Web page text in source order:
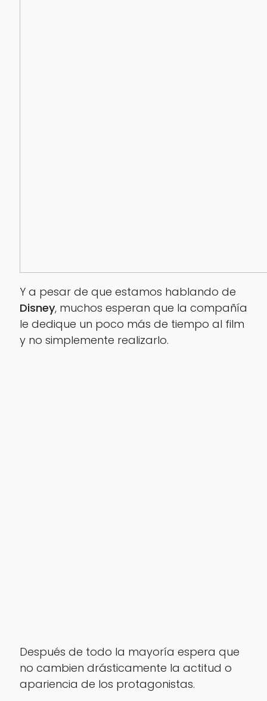
Y a pesar de que estamos hablando de
Disney, muchos esperan que la compañía
le dedique un poco más de tiempo al film
y no simplemente realizarlo.
Después de todo la mayoría espera que
no cambien drásticamente la actitud o
apariencia de los protagonistas.